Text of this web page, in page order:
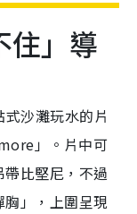
住」導
沙灘玩水的片
」。片中可
比堅尼，不過
」，上圍呈現